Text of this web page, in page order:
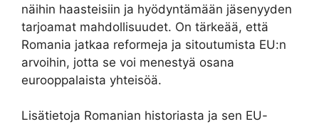
näihin haasteisiin ja hyödyntämään jäsenyyden
tarjoamat mahdollisuudet. On tärkeää, että
Romania jatkaa reformeja ja sitoutumista EU:n
arvoihin, jotta se voi menestyä osana
eurooppalaista yhteisöä.
Lisätietoja Romanian historiasta ja sen EU-